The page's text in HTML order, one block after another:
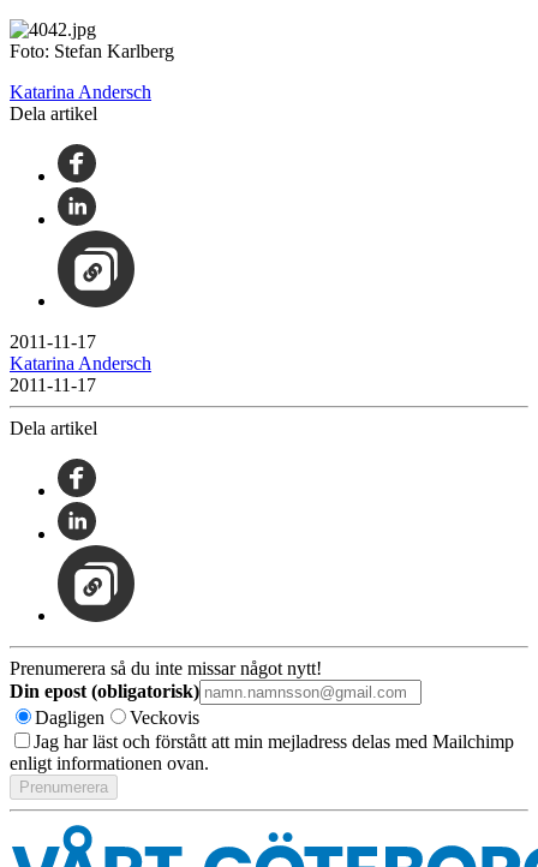
Foto: Stefan Karlberg
Katarina Andersch
Dela artikel
2011-11-17
Katarina Andersch
2011-11-17
Dela artikel
Prenumerera så du inte missar något nytt!
Din epost (obligatorisk)
Dagligen
Veckovis
Jag har läst och förstått att min mejladress delas med Mailchimp
enligt informationen ovan.